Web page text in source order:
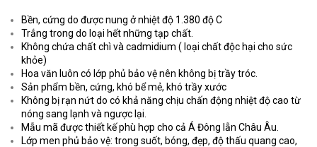
Bền, cứng do được nung ở nhiệt độ 1.380 độ C
Trắng trong do loại hết những tạp chất.
Không chứa chất chì và cadmidium ( loại chất độc hại cho sức
khỏe)
Hoa văn luôn có lớp phủ bảo vệ nên không bị trầy tróc.
Sản phẩm bền, cứng, khó bể mẻ, khó trầy xước
Không bị rạn nứt do có khả năng chịu chấn động nhiệt độ cao từ
nóng sang lạnh và ngược lại.
Mẫu mã được thiết kế phù hợp cho cả Á Đông lẫn Châu Âu.
Lớp men phủ bảo vệ: trong suốt, bóng, đẹp, độ thấu quang cao,